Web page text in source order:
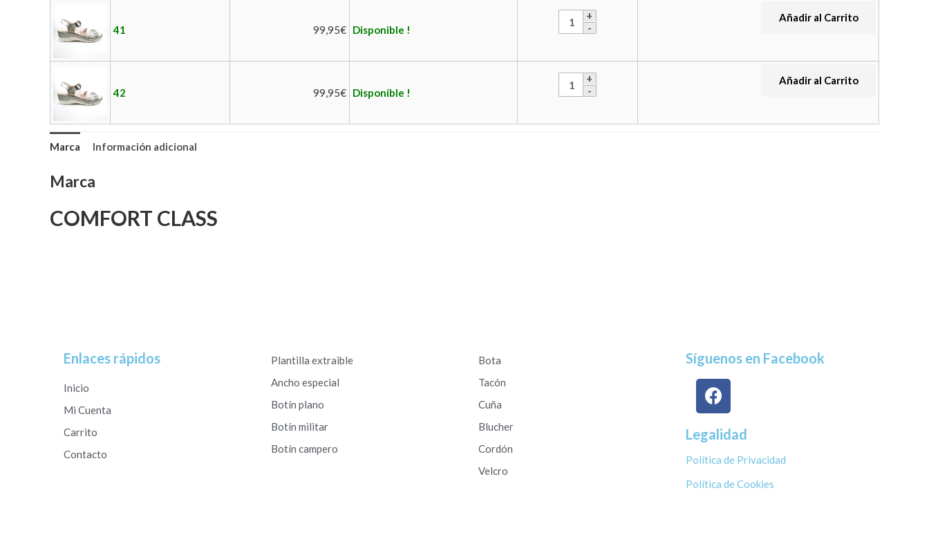
41 99,95€ Disponible !
Añadir al Carrito
42 99,95€ Disponible !
Añadir al Carrito
Marca Información adicional
Marca
COMFORT CLASS
Enlaces rápidos
Inicio
Mi Cuenta
Carrito
Contacto
Plantilla extraible
Ancho especial
Botín plano
Botín militar
Botín campero
Bota
Tacón
Cuña
Blucher
Cordón
Velcro
Síguenos en Facebook
Legalidad
Política de Privacidad
Política de Cookies